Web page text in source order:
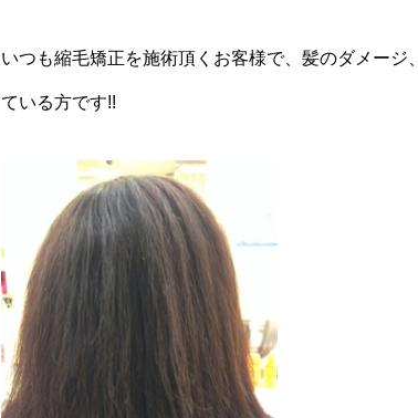
いつも縮毛矯正を施術頂くお客様で、髪のダメー
ている方です!!